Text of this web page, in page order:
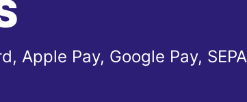
Apple Pay, Google Pay,